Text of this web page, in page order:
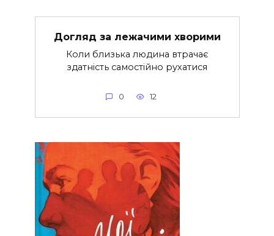
Догляд за лежачими хворими
Коли близька людина втрачає
здатність самостійно рухатися
0 12